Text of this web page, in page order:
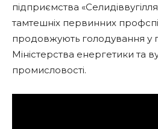
підприємства
тамтешніх первинних
продовжують голодування у
Міністерства енергетики та
промисловості.